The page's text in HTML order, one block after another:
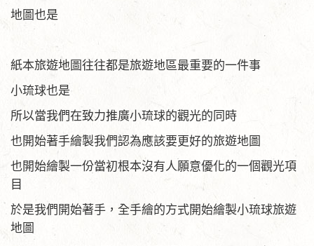
地圖也是
紙本旅遊地圖往往都是旅遊地區最重要的一件事
小琉球也是
所以當我們在致力推廣小琉球的觀光的同時
也開始著手繪製我們認為應該要更好的旅遊地圖
也開始繪製一份當初根本沒有人願意優化的一個觀光項
目
於是我們開始著手，全手繪的方式開始繪製小琉球旅遊
地圖